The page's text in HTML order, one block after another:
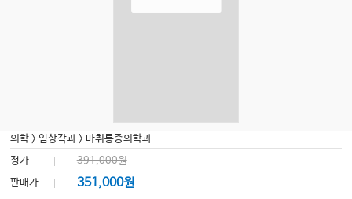
의학 > 임상각과 >마취통증의학과
정가
391,000원
판매가
351,000원